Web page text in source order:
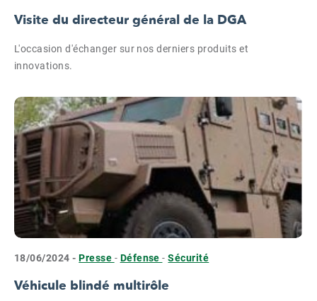
Visite du directeur général de la DGA
L'occasion d'échanger sur nos derniers produits et
innovations.
18/06/2024 - Presse - Défense-Sécurité
Véhicule blindé multirôle